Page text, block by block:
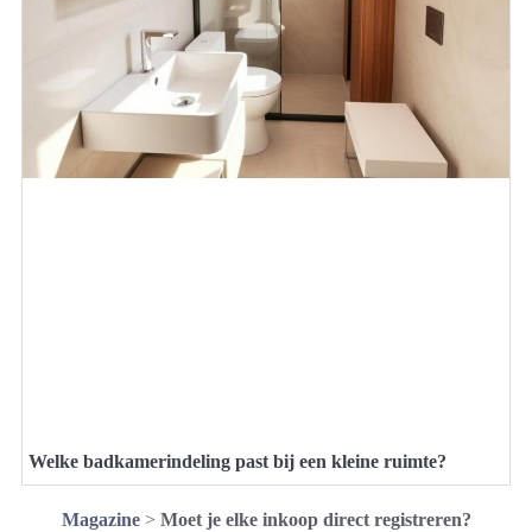
Welke badkamerindeling past bij een kleine ruimte?
Magazine> Moet je elke inkoop direct registreren?